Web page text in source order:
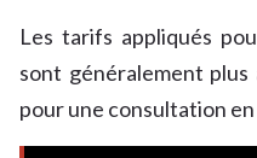
Les tarifs appliqués
sont généralement plus
pour une consultation